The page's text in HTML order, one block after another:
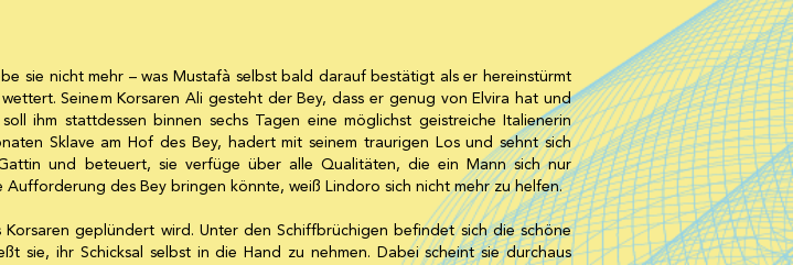
sie nicht mehr – was Mustafà selbst bald darauf bestätigt als er hereinstürmt
Seinem Korsaren Ali gesteht der Bey, dass er genug von Elvira hat und
ihm stattdessen binnen sechs Tagen eine möglichst geistreiche Italienerin
Sklave am Hof des Bey, hadert mit seinem traurigen Los und sehnt sich
und beteuert, sie verfüge über alle Qualitäten, die ein Mann sich nur
des Bey bringen könnte, weiß Lindoro sich nicht mehr zu helfen.
geplündert wird. Unter den Schiffbrüchigen befindet sich die schöne
sie, ihr Schicksal selbst in die Hand zu nehmen. Dabei scheint sie durchaus